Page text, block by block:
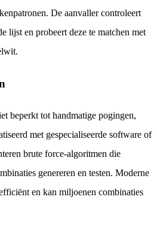
De aanvaller controleert
lijst en probeert deze te matchen met
beperkt tot handmatige pogingen,
met gespecialiseerde software of
brute force-algoritmen die
genereren en testen. Moderne
en kan miljoenen combinaties